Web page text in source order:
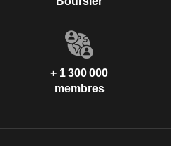
+ 1 300 000
membres